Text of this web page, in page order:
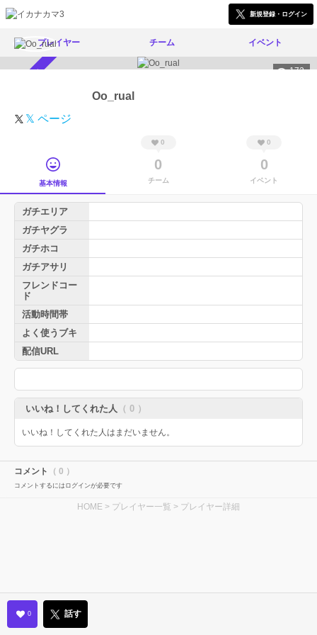
新規登録・ログイン
プレイヤー チーム イベント
172
Oo_rual
𝕏 ページ
基本情報
0
0
チーム
0
0
イベント
ガチエリア
ガチヤグラ
ガチホコ
ガチアサリ
フレンドコー
ド
活動時間帯
よく使うブキ
配信URL
いいね！してくれた人 （ 0 ）
いいね！してくれた人はまだいません。
コメント （ 0 ）
コメントするにはログインが必要です
HOME > プレイヤー一覧 > プレイヤー詳細
0 話す